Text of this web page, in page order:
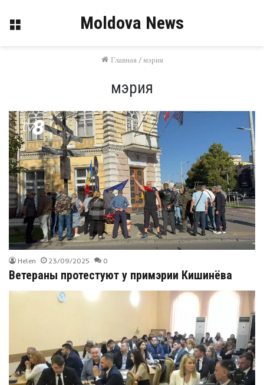
Меню Moldova News
Главная / мэрия
мэрия
Helen 23/09/2025 0
Ветераны протестуют у примэрии Кишинёва